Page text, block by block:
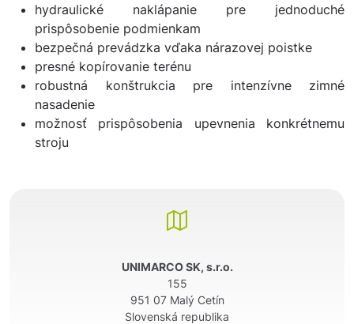
hydraulické naklápanie pre jednoduché
prispôsobenie podmienkam
bezpečná prevádzka vďaka nárazovej poistke
presné kopírovanie terénu
robustná konštrukcia pre intenzívne zimné
nasadenie
možnosť prispôsobenia upevnenia konkrétnemu
stroju
UNIMARCO SK, s.r.o.
155
951 07 Malý Cetín
Slovenská republika